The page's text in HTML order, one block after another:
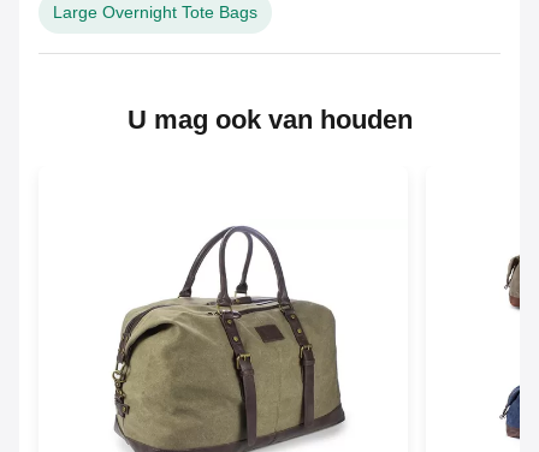
Large Overnight Tote Bags
U mag ook van houden